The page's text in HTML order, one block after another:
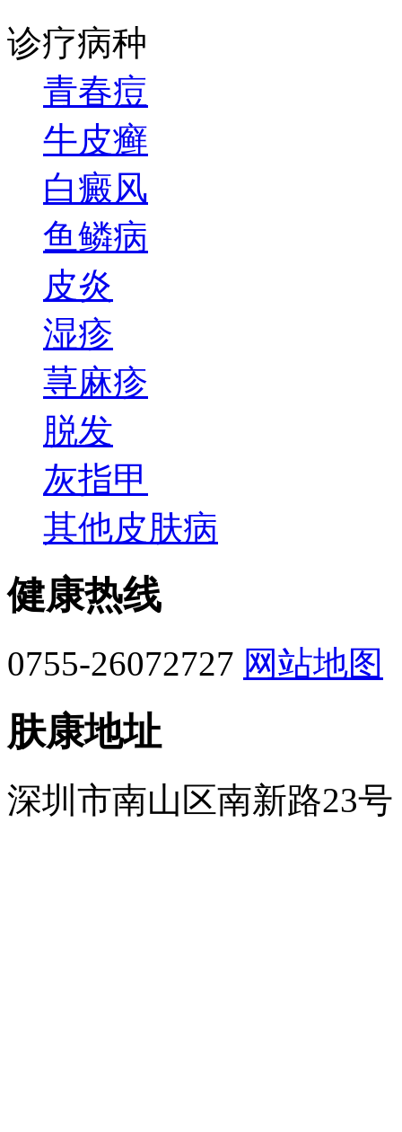
诊疗病种
青春痘
牛皮癣
白癜风
鱼鳞病
皮炎
湿疹
荨麻疹
脱发
灰指甲
其他皮肤病
健康热线
0755-26072727 网站地图
肤康地址
深圳市南山区南新路23